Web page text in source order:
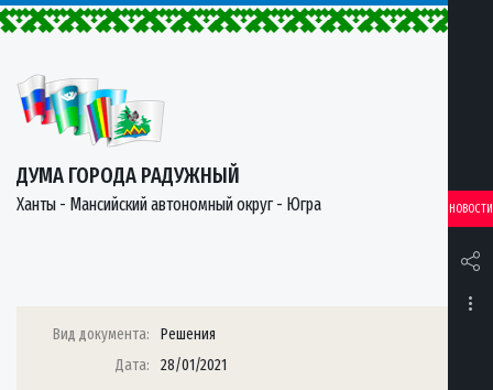
ДУМА ГОРОДА РАДУЖНЫЙ
Ханты - Мансийский автономный округ - Югра НОВОСТИ
Вид документа:
Решения
Дата:
28/01/2021